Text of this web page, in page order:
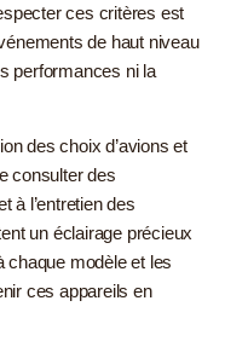
ces critères est
de haut niveau
performances ni la
des choix d’avions et
consulter des
à l’entretien des
un éclairage précieux
chaque modèle et les
ces appareils en